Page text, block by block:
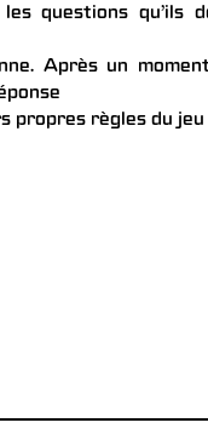
questions qu’ils
Après un moment
propres règles du jeu